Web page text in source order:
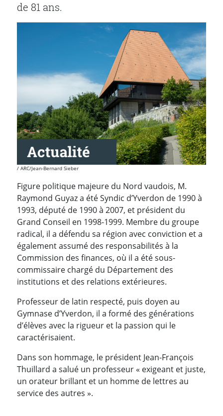
de 81 ans.
ARC/Jean-Bernard Sieber
Figure politique majeure du Nord vaudois, M.
Raymond Guyaz a été Syndic d’Yverdon de 1990 à
1993, député de 1990 à 2007, et président du
Grand Conseil en 1998-1999. Membre du groupe
radical, il a défendu sa région avec conviction et a
également assumé des responsabilités à la
Commission des finances, où il a été sous-
commissaire chargé du Département des
institutions et des relations extérieures.
Professeur de latin respecté, puis doyen au
Gymnase d’Yverdon, il a formé des générations
d’élèves avec la rigueur et la passion qui le
caractérisaient.
Dans son hommage, le président Jean-François
Thuillard a salué un professeur « exigeant et juste,
un orateur brillant et un homme de lettres au
service des autres ».